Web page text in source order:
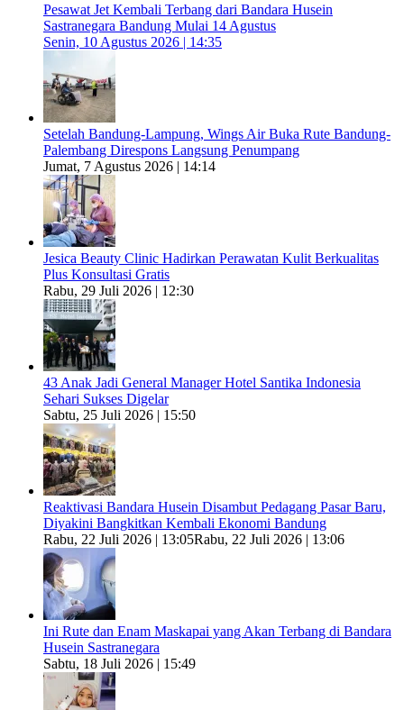
Pesawat Jet Kembali Terbang dari Bandara Husein
Sastranegara Bandung Mulai 14 Agustus
Senin, 10 Agustus 2026 | 14:35
Setelah Bandung-Lampung, Wings Air Buka Rute Bandung-
Palembang Direspons Langsung Penumpang
Jumat, 7 Agustus 2026 | 14:14
Jesica Beauty Clinic Hadirkan Perawatan Kulit Berkualitas
Plus Konsultasi Gratis
Rabu, 29 Juli 2026 | 12:30
43 Anak Jadi General Manager Hotel Santika Indonesia
Sehari Sukses Digelar
Sabtu, 25 Juli 2026 | 15:50
Reaktivasi Bandara Husein Disambut Pedagang Pasar Baru,
Diyakini Bangkitkan Kembali Ekonomi Bandung
Rabu, 22 Juli 2026 | 13:05Rabu, 22 Juli 2026 | 13:06
Ini Rute dan Enam Maskapai yang Akan Terbang di Bandara
Husein Sastranegara
Sabtu, 18 Juli 2026 | 15:49